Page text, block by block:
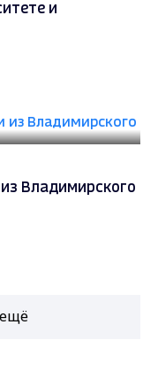
и
Владимирского